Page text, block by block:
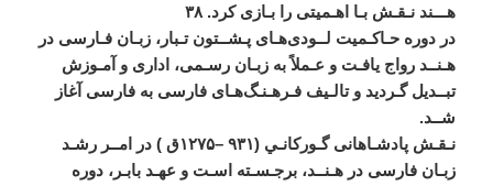
هـــند نـقـش بـا اهـميتی را بـازی کرد.۳۸
در دوره حـاکـميت لــودیهـای پـشــتون ‌تـبار، زبـان فـارسی در
هـنــد رواج يافـت و عـملاً به زبـان رسـمی، اداری و آمـوزش
تبــديل گـرديد و تالـيف فـرهـنـگهـای فارسی به فارسی آغاز
شــد.
نـقـش پادشـاهانی گـورکانـي (۹۳۱ –۱۲۷۵ق )در امــر رشـد
زبـان فارسی در هـنــد، برجـسـته اسـت و عهـد بابـر، دوره